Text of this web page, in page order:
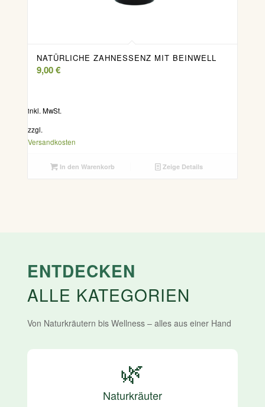
NATÜRLICHE ZAHNESSENZ MIT BEINWELL
9,00€
inkl. MwSt.
zzgl.
Versandkosten
In den Warenkorb Zeige Details
ENTDECKEN
ALLE KATEGORIEN
Von Naturkräutern bis Wellness – alles aus einer Hand
🌿
Naturkräuter